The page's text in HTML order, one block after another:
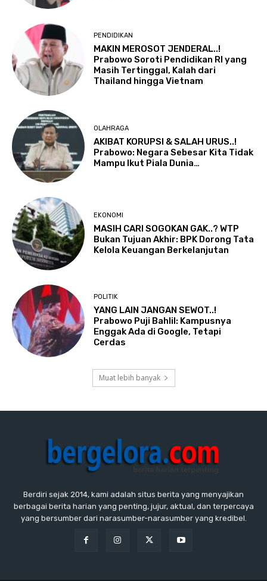
PENDIDIKAN
MAKIN MEROSOT JENDERAL..!
Prabowo Soroti Pendidikan RI yang
Masih Tertinggal, Kalah dari
Thailand hingga Vietnam
OLAHRAGA
AKIBAT KORUPSI & SALAH URUS..!
Prabowo: Negara Sebesar Kita Tidak
Mampu Ikut Piala Dunia…
EKONOMI
MASIH CARI SOGOKAN GAK..? WTP
Bukan Tujuan Akhir: BPK Dorong Tata
Kelola Keuangan Berkelanjutan
POLITIK
YANG LAIN JANGAN SEWOT..!
Prabowo Puji Bahlil: Kampusnya
Enggak Ada di Google, Tetapi
Cerdas
Muat lebih banyak
Berdiri sejak 2014, kami adalah situs berita yang menyajikan
berbagai berita harian yang penting, jujur, aktual, dan terpercaya
yang bersumber dari narasumber-narasumber yang kredibel.